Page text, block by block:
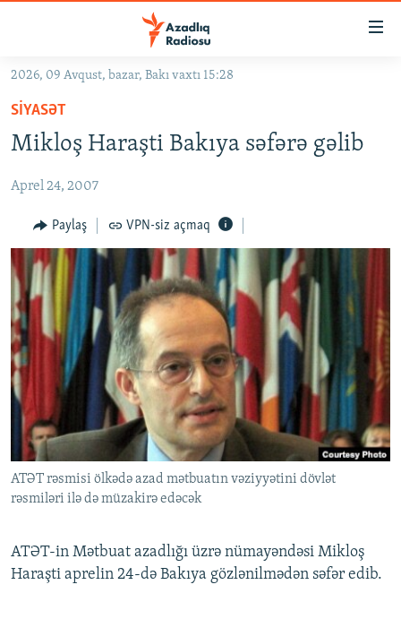
Əsas
qayıt
Əsas
naviqasiyaya
qayıt
GÜNDƏM
#İZAHLA
KORRUPSIOMETR
#ƏSLINDƏ
FƏRQƏ BAX
QANUNI DOĞRU
ARAŞDIRMA
MULTIMEDIA
VIDEO
FOTOQALEREYA
İNFOQRAFIKA
KARIKATURA
RADIO ARXIV
OXU ZALI
AZƏRBAYCAN ƏDƏBIYYATI KITABXANASI
İSLAM VƏ DEMOKRATIYA
İZ - MƏDƏNIYYƏT PROQRAMI
HAQQIMIZDA
MISSIYAMIZ
PEŞƏ ETIKASI VƏ JURNALISTIKA STANDARTLARIMIZ
MATERIALLARIMIZDAN ISTIFADƏ
BIZIMLƏ ƏLAQƏ
XƏBƏR BÜLLETENLƏRIMIZ
BIZI IZLƏ
2026, 09 Avqust, bazar, Bakı vaxtı 15:28
SIYASƏT
Mikloş Haraşti Bakıya səfərə gəlib
Aprel 24, 2007
Paylaş VPN-siz açmaq
ATƏT rəsmisi ölkədə azad mətbuatın vəziyyətini dövlət
rəsmiləri ilə də müzakirə edəcək
ATƏT-in Mətbuat azadlığı üzrə nümayəndəsi Mikloş
Haraşti aprelin 24-də Bakıya gözlənilmədən səfər edib.